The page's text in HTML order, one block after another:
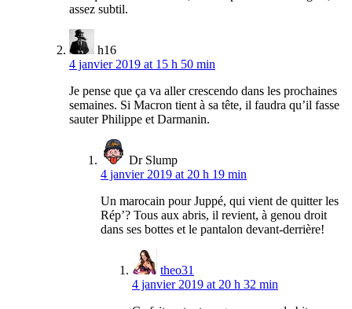
assez subtil.
h16
4 janvier 2019 at 15 h 50 min
Je pense que ça va aller crescendo dans les prochaines
semaines. Si Macron tient à sa tête, il faudra qu’il fasse
sauter Philippe et Darmanin.
Dr Slump
4 janvier 2019 at 20 h 19 min
Un marocain pour Juppé, qui vient de quitter les
Rép’? Tous aux abris, il revient, à genou droit
dans ses bottes et le pantalon devant-derrière!
theo31
4 janvier 2019 at 20 h 32 min